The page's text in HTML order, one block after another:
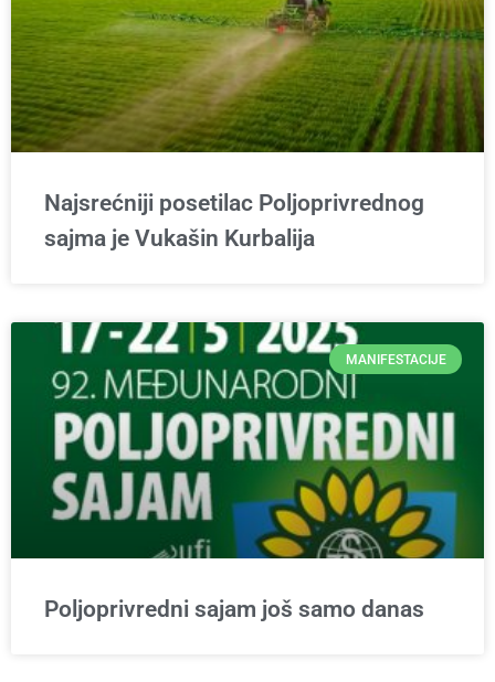
Najsrećniji posetilac Poljoprivrednog
sajma je Vukašin Kurbalija
MANIFESTACIJE
Poljoprivredni sajam još samo danas